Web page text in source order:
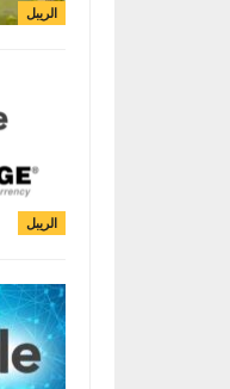
الريبل
الريبل